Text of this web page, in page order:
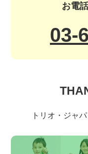
お電
03-
トリオ・ジャ